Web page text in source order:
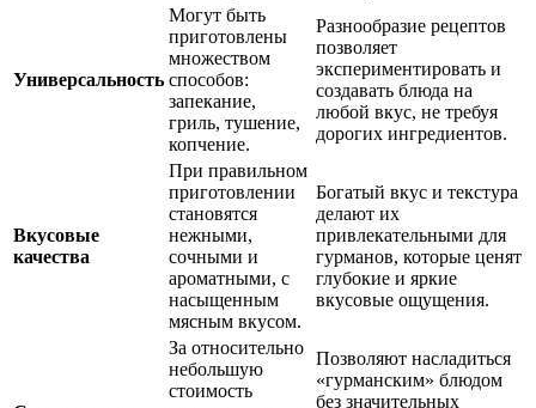
Универсальность
Могут быть
приготовлены
множеством
способов:
запекание,
гриль, тушение,
копчение.
Разнообразие рецептов
позволяет
экспериментировать и
создавать блюда на
любой вкус, не требуя
дорогих ингредиентов.
Вкусовые
качества
При правильном
приготовлении
становятся
нежными,
сочными и
ароматными, с
насыщенным
мясным вкусом.
Богатый вкус и текстура
делают их
привлекательными для
гурманов, которые ценят
глубокие и яркие
вкусовые ощущения.
За относительно
небольшую
стоимость
Позволяют насладиться
«гурманским» блюдом
без значительных